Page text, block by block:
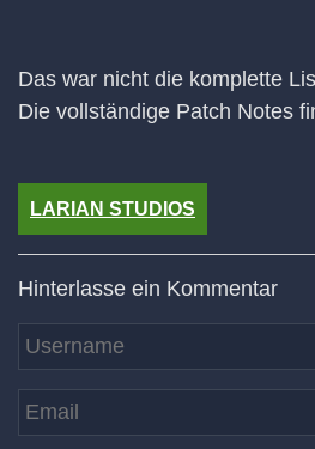
Das war nicht die komplette
Die vollständige Patch Notes
LARIAN STUDIOS
Hinterlasse ein Kommentar